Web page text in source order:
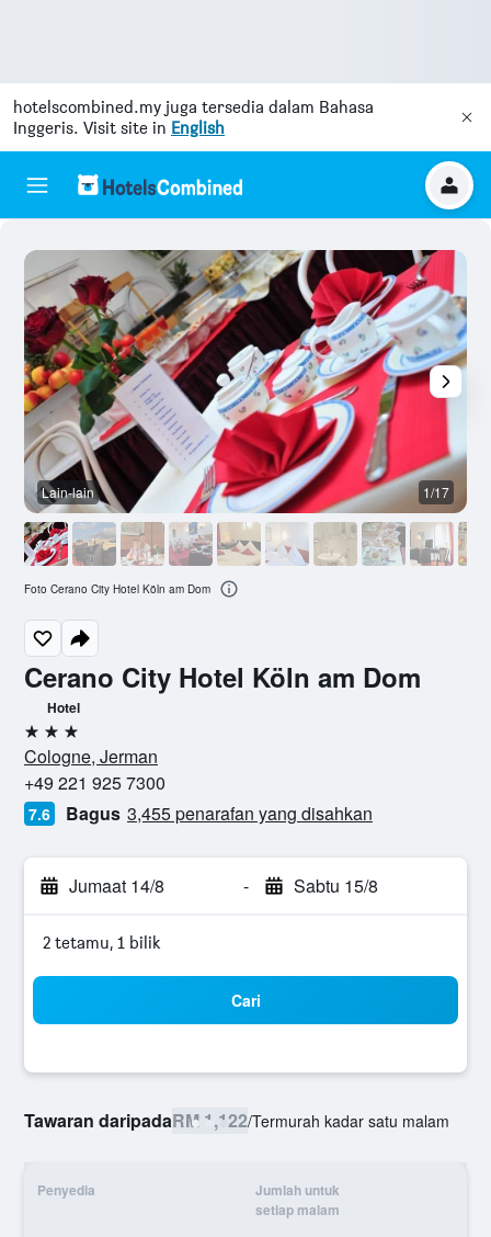
hotelscombined.my juga tersedia dalam Bahasa
Inggeris. Visit site in English
Cerano City Hotel Köln am Dom
Hotel
3 bintang
Cologne, Jerman
+49 221 925 7300
7.6 Bagus 3,455 penarafan yang disahkan
Jumaat 14/8 - Sabtu 15/8
2 tetamu, 1 bilik
Cari
Tawaran daripadaRM 1,122/Termurah kadar satu malam
Penyedia
Jumlah untuk
setiap malam
Lain-lain 1/17
Foto Cerano City Hotel Köln am Dom